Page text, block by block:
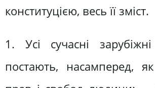
конституцією, весь її зміст.
1. Усі сучасні зарубіжні
постають, насамперед, як